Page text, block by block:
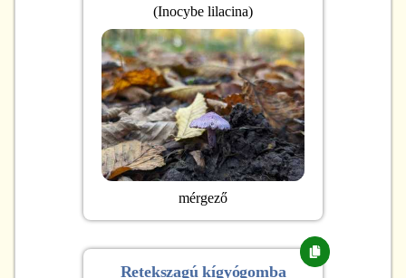
(Inocybe lilacina)
mérgező
Retekszagú kígyógomba